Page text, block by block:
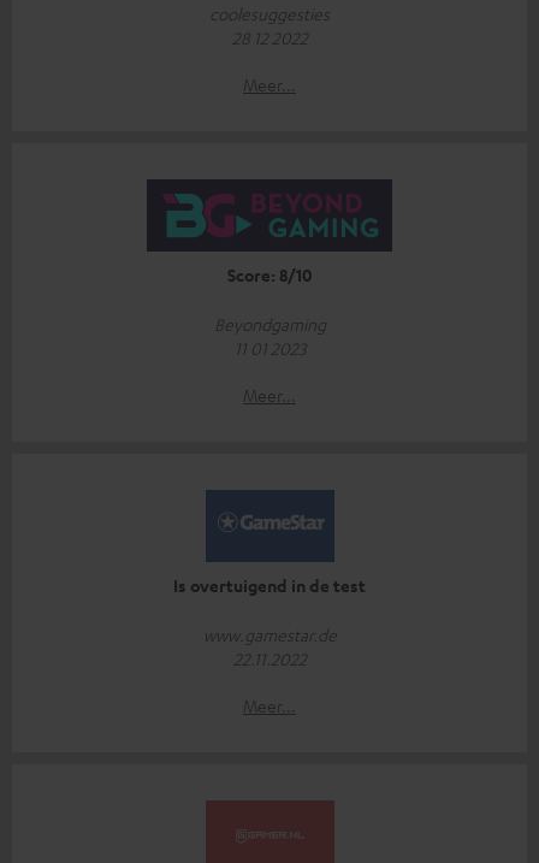
coolesuggesties
28 12 2022
Meer...
Score: 8/10
Beyondgaming
11 01 2023
Meer...
Is overtuigend in de test
www.gamestar.de
22.11.2022
Meer...